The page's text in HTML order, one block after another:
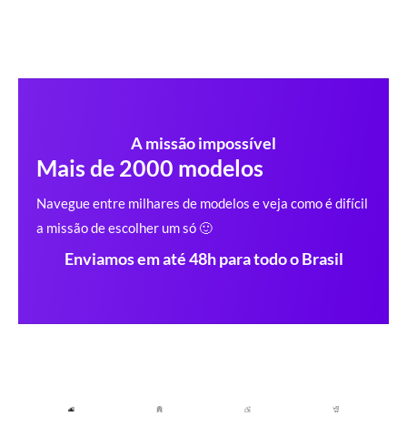
A missão impossível
Mais de 2000 modelos
Navegue entre milhares de modelos e veja como é difícil
a missão de escolher um só 🙂
Enviamos em até 48h para todo o Brasil